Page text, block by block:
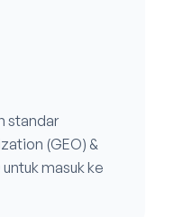
standar
(GEO) &
masuk ke